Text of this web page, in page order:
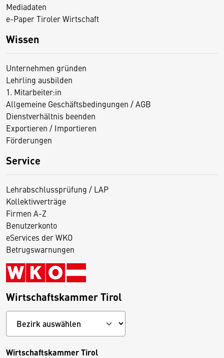
Mediadaten
e-Paper Tiroler Wirtschaft
Wissen
Unternehmen gründen
Lehrling ausbilden
1. Mitarbeiter:in
Allgemeine Geschäftsbedingungen / AGB
Dienstverhältnis beenden
Exportieren / Importieren
Förderungen
Service
Lehrabschlussprüfung / LAP
Kollektivverträge
Firmen A-Z
Benutzerkonto
eServices der WKO
Betrugswarnungen
Wirtschaftskammer Tirol
Wirtschaftskammer Tirol